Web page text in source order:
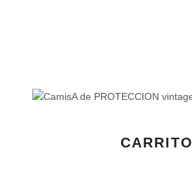
CARRITO